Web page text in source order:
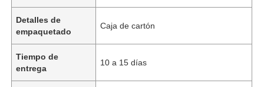
Detalles de
empaquetado
Caja de cartón
Tiempo de
entrega
10 a 15 días